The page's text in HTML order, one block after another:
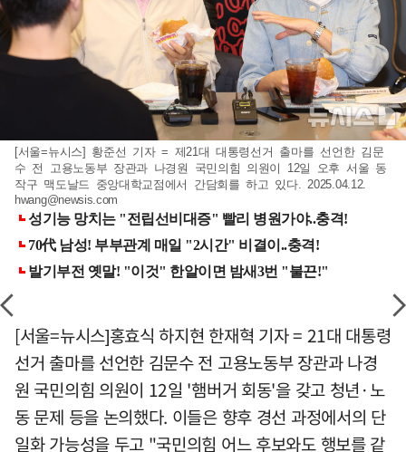
[서울=뉴시스] 황준선 기자 = 제21대 대통령선거 출마를 선언한 김문
수 전 고용노동부 장관과 나경원 국민의힘 의원이 12일 오후 서울 동
작구 맥도날드 중앙대학교점에서 간담회를 하고 있다. 2025.04.12.
hwang@newsis.com
[서울=뉴시스]홍효식 하지현 한재혁 기자 = 21대 대통령
선거 출마를 선언한 김문수 전 고용노동부 장관과 나경
원 국민의힘 의원이 12일 '햄버거 회동'을 갖고 청년·노
동 문제 등을 논의했다. 이들은 향후 경선 과정에서의 단
일화 가능성을 두고 "국민의힘 어느 후보와도 행보를 같